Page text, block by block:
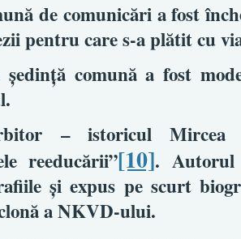
de comunicări a fost
pentru care s-a plătit cu
şedinţă comună a fost
– istoricul Mircea
reeducării”[10]. Autorul
şi expus pe scurt
a NKVD-ului.